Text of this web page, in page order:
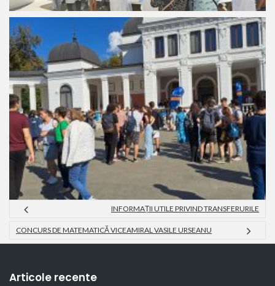
INFORMAȚII UTILE PRIVIND TRANSFERURILE
CONCURS DE MATEMATICĂ VICEAMIRAL VASILE URSEANU
Articole recente